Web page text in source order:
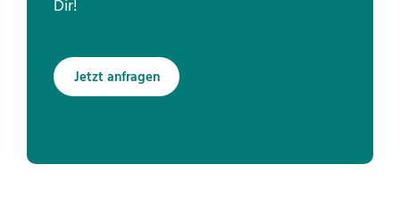
Dir!
Jetzt anfragen